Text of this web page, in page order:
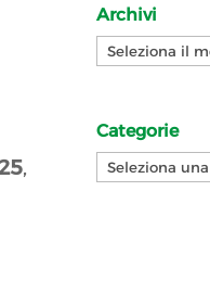
,
Archivi
Archivi
Categorie
Categorie